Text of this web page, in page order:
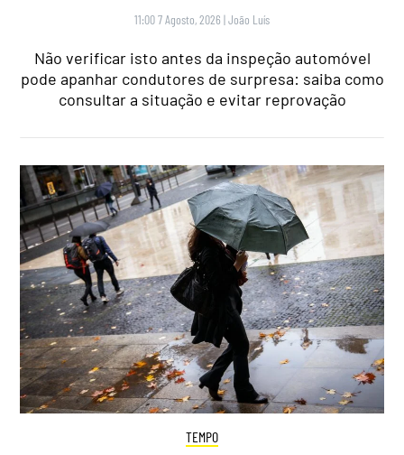
11:00 7 Agosto, 2026 |João Luís
Não verificar isto antes da inspeção automóvel
pode apanhar condutores de surpresa: saiba como
consultar a situação e evitar reprovação
TEMPO